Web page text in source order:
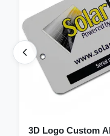
3D Logo Custom